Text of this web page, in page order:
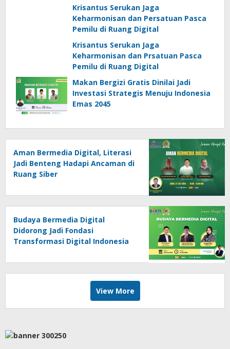
Krisantus Serukan Jaga
Keharmonisan dan Persatuan Pasca
Pemilu di Ruang Digital
Krisantus Serukan Jaga
Keharmonisan dan Prsatuan Pasca
Pemilu di Ruang Digital
Makan Bergizi Gratis Dinilai Jadi
Investasi Strategis Menuju Indonesia
Emas 2045
Aman Bermedia Digital, Literasi
Jadi Benteng Hadapi Ancaman di
Ruang Siber
Budaya Bermedia Digital
Didorong Jadi Fondasi
Transformasi Digital Indonesia
View More